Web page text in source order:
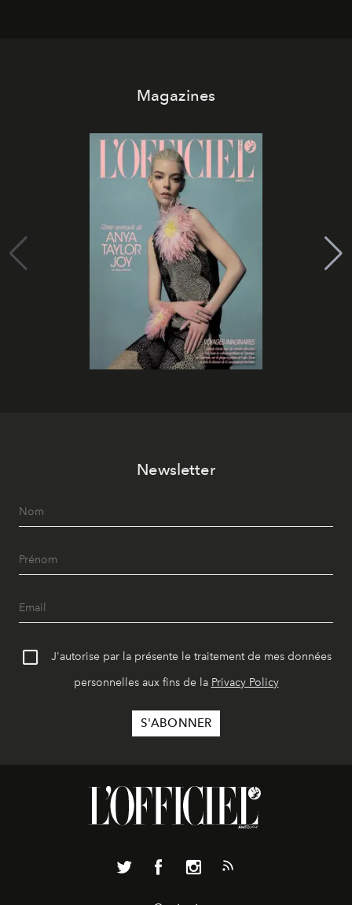
Magazines
Newsletter
J'autorise par la présente le traitement de mes données
personnelles aux fins de la Privacy Policy